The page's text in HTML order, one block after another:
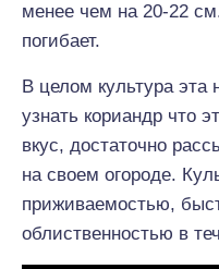
менее чем на 20-22
погибает.
В целом культура эта
узнать кориандр что
вкус, достаточно
на своем огороде.
приживаемостью,
облиственностью в